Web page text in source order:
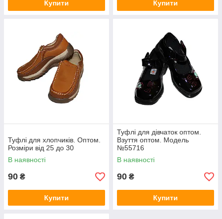
Купити Купити
Туфлі для хлопчиків. Оптом.
Розміри від 25 до 30
В наявності
90 ₴
Купити
Туфлі для дівчаток оптом.
Взуття оптом. Модель
№55716
В наявності
90 ₴
Купити